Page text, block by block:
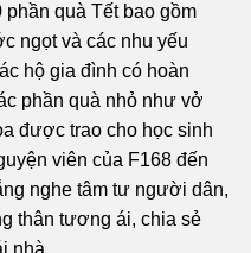
quà Tết bao gồm
ngọt và các nhu yếu
hộ gia đình có hoàn
phần quà nhỏ như vở
được trao cho học sinh
viên của F168 đến
nghe tâm tư người dân,
thân tương ái, chia sẻ